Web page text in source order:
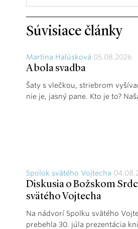
Súvisiace články
Martina Halúsková 05.08.2026
A bola svadba
Šaty s vlečkou, striebrom
nie je, jasný pane. Kto je to?
Spolok svätého Vojtecha
Diskusia o Božskom
svätého Vojtecha
Na nádvorí Spolku svätého
prebehla 30. júla prezentácia